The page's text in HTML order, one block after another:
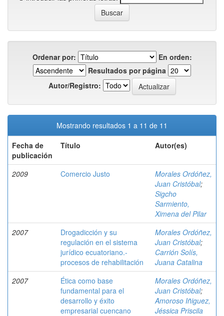
Ordenar por:
En orden:
Resultados por página
Autor/Registro:
Mostrando resultados 1 a 11 de 11
Fecha de
publicación
Título Autor(es)
2009 Comercio Justo
Morales Ordóñez,
Juan Cristóbal;
Sigcho
Sarmiento,
Ximena del Pilar
2007
Drogadicción y su
regulación en el sistema
jurídico ecuatoriano.-
procesos de rehabilitación
Morales Ordóñez,
Juan Cristóbal;
Carrión Solís,
Juana Catalina
2007
Ética como base
fundamental para el
desarrollo y éxito
empresarial cuencano
Morales Ordóñez,
Juan Cristóbal;
Amoroso Iñiguez,
Jéssica Priscila